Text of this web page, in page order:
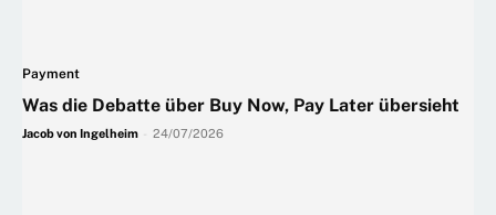
Payment
Was die Debatte über Buy Now, Pay Later übersieht
Jacob von Ingelheim 24/07/2026